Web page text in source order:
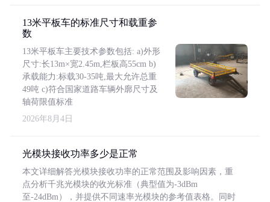
13米平板车的标准尺寸和载重参
数
13米平板车主要技术参数包括: a)外形
尺寸:长13m×宽2.45m,栏板高55cm b)
承载能力:标载30-35吨,最大允许总重
49吨 c)符合国家道路车辆外廓尺寸及
轴荷限值标准
2026年8月4日
光模块接收功率多少是正常
本文详细解答光模块接收功率的正常范围及影响因素，重
点分析千兆光模块的收光标准（典型值为-3dBm
至-24dBm），并提供不同速率光模块的参考值表格。同时